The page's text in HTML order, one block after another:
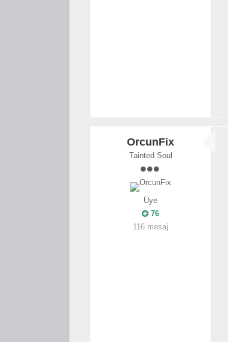
OrcunFix
Tainted Soul
Üye
76
116 mesaj